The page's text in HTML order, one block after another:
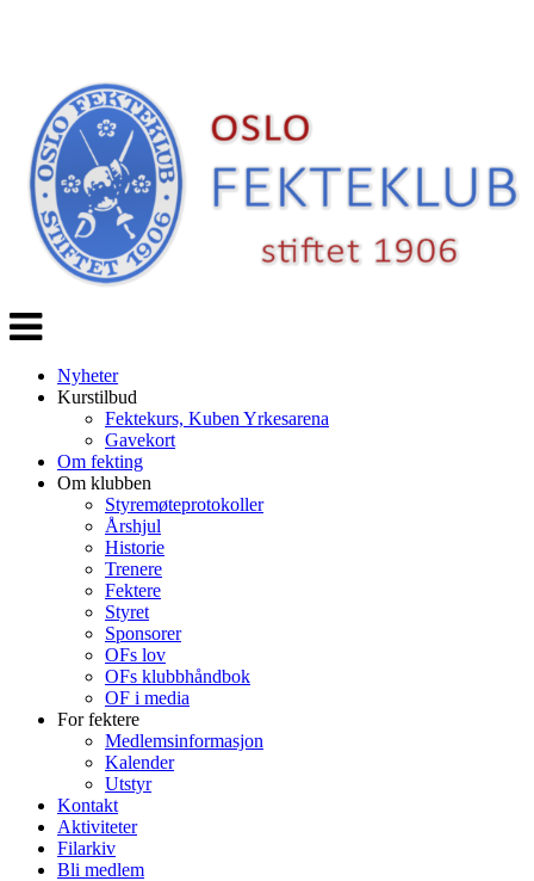
Veksle
navigasjon
Nyheter
Kurstilbud
Fektekurs, Kuben Yrkesarena
Gavekort
Om fekting
Om klubben
Styremøteprotokoller
Årshjul
Historie
Trenere
Fektere
Styret
Sponsorer
OFs lov
OFs klubbhåndbok
OF i media
For fektere
Medlemsinformasjon
Kalender
Utstyr
Kontakt
Aktiviteter
Filarkiv
Bli medlem